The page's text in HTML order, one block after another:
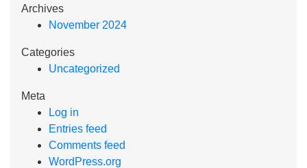
Archives
November 2024
Categories
Uncategorized
Meta
Log in
Entries feed
Comments feed
WordPress.org